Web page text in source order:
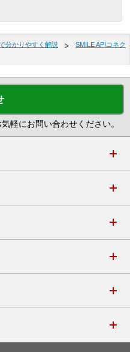
分かりやすく解説
SMILE APIコネク
軽にお問い合わせください。